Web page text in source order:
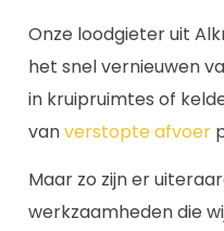
Onze loodgieter uit
het snel vernieuwen
in kruipruimtes of
vanverstopte afvoer
Maar zo zijn er
werkzaamheden die